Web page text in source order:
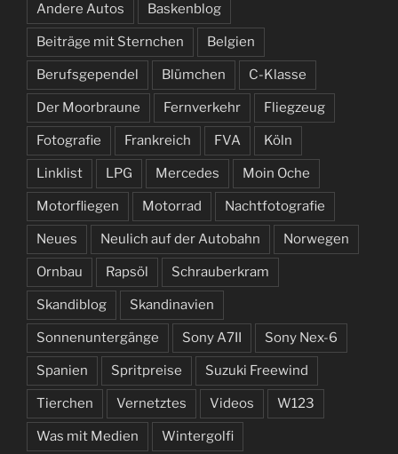
Andere Autos Baskenblog
Beiträge mit Sternchen Belgien
Berufsgependel Blümchen C-Klasse
Der Moorbraune Fernverkehr Fliegzeug
Fotografie Frankreich FVA Köln
Linklist LPG Mercedes Moin Oche
Motorfliegen Motorrad Nachtfotografie
Neues Neulich auf der Autobahn Norwegen
Ornbau Rapsöl Schrauberkram
Skandiblog Skandinavien
Sonnenuntergänge Sony A7II Sony Nex-6
Spanien Spritpreise Suzuki Freewind
Tierchen Vernetztes Videos W123
Was mit Medien Wintergolfi